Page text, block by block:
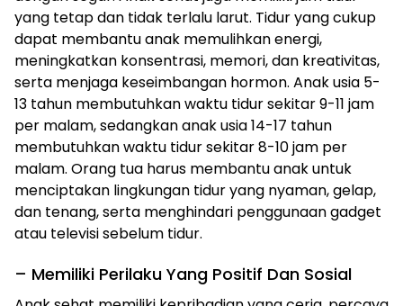
yang tetap dan tidak terlalu larut. Tidur yang cukup
dapat membantu anak memulihkan energi,
meningkatkan konsentrasi, memori, dan kreativitas,
serta menjaga keseimbangan hormon. Anak usia 5-
13 tahun membutuhkan waktu tidur sekitar 9-11 jam
per malam, sedangkan anak usia 14-17 tahun
membutuhkan waktu tidur sekitar 8-10 jam per
malam. Orang tua harus membantu anak untuk
menciptakan lingkungan tidur yang nyaman, gelap,
dan tenang, serta menghindari penggunaan gadget
atau televisi sebelum tidur.
– Memiliki Perilaku Yang Positif Dan Sosial